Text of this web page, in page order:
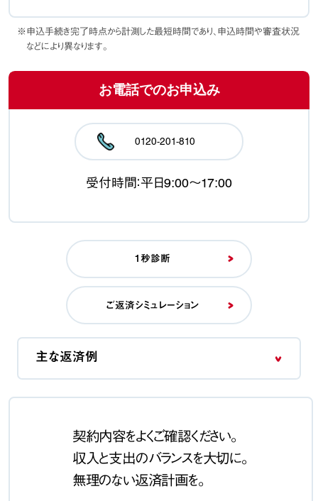
※申込手続き完了時点から計測した最短時間であり、申込時間や審査状況
などにより異なります。
お電話でのお申込み
0120-201-810
受付時間：平日9:00〜17:00
1秒診断
ご返済シミュレーション
主な返済例
契約内容をよくご確認ください。
収入と支出のバランスを大切に。
無理のない返済計画を。